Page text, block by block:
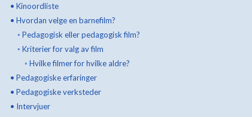
• Kinoordliste
• Hvordan velge en barnefilm?
◦ Pedagogisk eller pedagogisk film?
◦ Kriterier for valg av film
◦ Hvilke filmer for hvilke aldre?
• Pedagogiske erfaringer
• Pedagogiske verksteder
• Intervjuer